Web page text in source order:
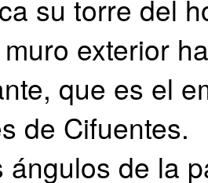
su torre del
exterior
que es el
de Cifuentes.
ángulos de la